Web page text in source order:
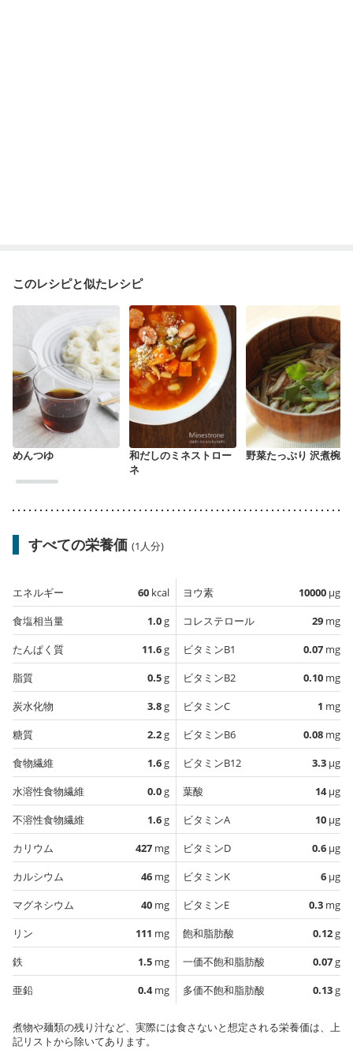
このレシピと似たレシピ
めんつゆ
和だしのミネストロー
ネ
野菜たっぷり 沢煮椀
すべての栄養価 (1人分)
エネルギー 60 kcal
食塩相当量
1.0g
たんぱく質
11.6g
脂質
0.5g
炭水化物
3.8g
糖質
2.2g
食物繊維
1.6g
水溶性食物繊維
0.0g
不溶性食物繊維
1.6g
カリウム
427 mg
カルシウム
46 mg
マグネシウム
40 mg
リン
111 mg
鉄
1.5 mg
亜鉛
0.4mg
ヨウ素 10000 µg
コレステロール
29 mg
ビタミンB1
0.07 mg
ビタミンB2
0.10 mg
ビタミンC
1 mg
ビタミンB6
0.08 mg
ビタミンB12
3.3 µg
葉酸
14µg
ビタミンA
10 µg
ビタミンD
0.6 µg
ビタミンK
6 µg
ビタミンE
0.3 mg
飽和脂肪酸
0.12g
一価不飽和脂肪酸
0.07g
多価不飽和脂肪酸
0.13g
煮物や麺類の残り汁など、実際には食さないと想定される栄養価は、上
記リストから除いてあります。